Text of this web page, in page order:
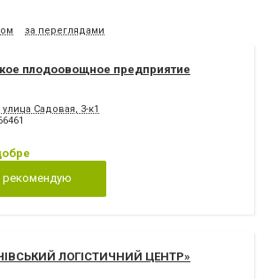
за переглядами
плодоовощное предприятие
Садовая, 3-к1
рекомендую
ЛОГІСТИЧНИЙ ЦЕНТР»